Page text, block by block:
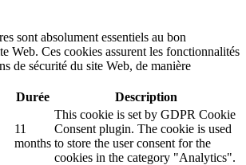
sont absolument essentiels au bon
Web. Ces cookies assurent les fonctionnalités
de sécurité du site Web, de manière
Durée Description
11
months
This cookie is set by GDPR Cookie
Consent plugin. The cookie is used
to store the user consent for the
cookies in the category "Analytics".